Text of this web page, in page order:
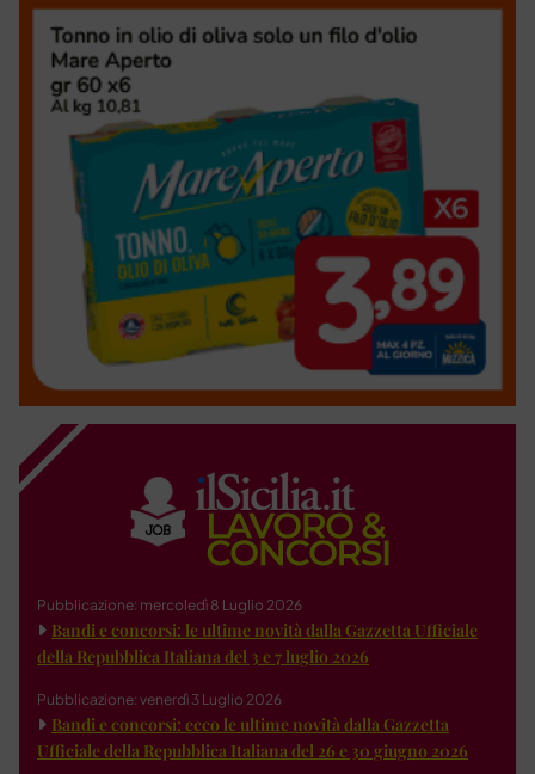
Pubblicazione: mercoledì 8 Luglio 2026
Bandi e concorsi: le ultime novità dalla Gazzetta Ufficiale
della Repubblica Italiana del 3 e 7 luglio 2026
Pubblicazione: venerdì 3 Luglio 2026
Bandi e concorsi: ecco le ultime novità dalla Gazzetta
Ufficiale della Repubblica Italiana del 26 e 30 giugno 2026